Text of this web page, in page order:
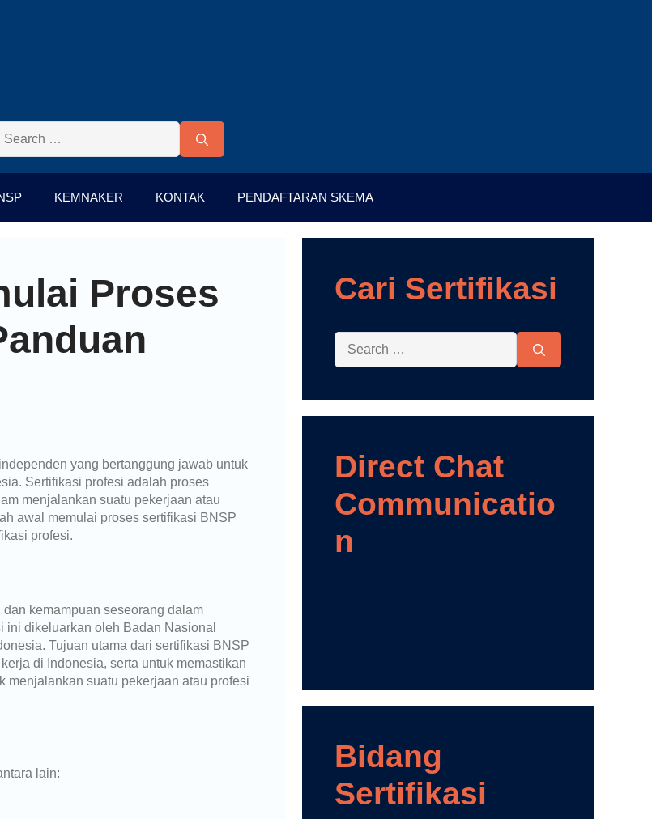
KEMNAKER KONTAK PENDAFTARAN SKEMA
Proses
yang bertanggung jawab untuk
Sertifikasi profesi adalah proses
menjalankan suatu pekerjaan atau
awal memulai proses sertifikasi BNSP
profesi.
kemampuan seseorang dalam
ini dikeluarkan oleh Badan Nasional
Tujuan utama dari sertifikasi BNSP
di Indonesia, serta untuk memastikan
menjalankan suatu pekerjaan atau profesi
lain:
Cari Sertifikasi
Direct Chat
Communicatio
n
Bidang
Sertifikasi